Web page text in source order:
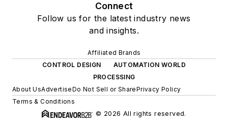
Connect
Follow us for the latest industry news
and insights.
Affiliated Brands
CONTROL DESIGN
AUTOMATION WORLD
PROCESSING
About UsAdvertiseDo Not Sell or SharePrivacy Policy
Terms & Conditions
© 2026 All rights reserved.